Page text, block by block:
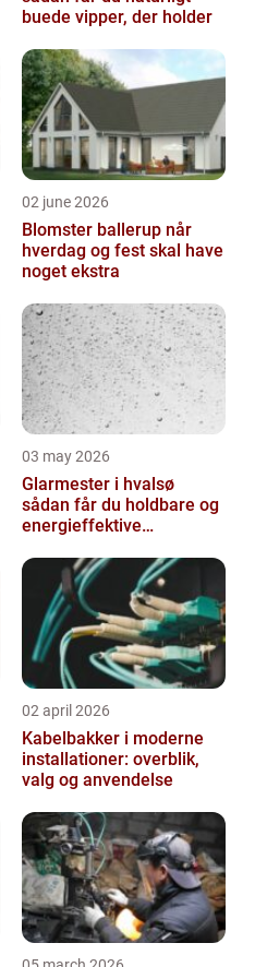
buede vipper, der holder
02 june 2026
Blomster ballerup når
hverdag og fest skal have
noget ekstra
03 may 2026
Glarmester i hvalsø
sådan får du holdbare og
energieffektive
02 april 2026
Kabelbakker i moderne
installationer: overblik,
valg og anvendelse